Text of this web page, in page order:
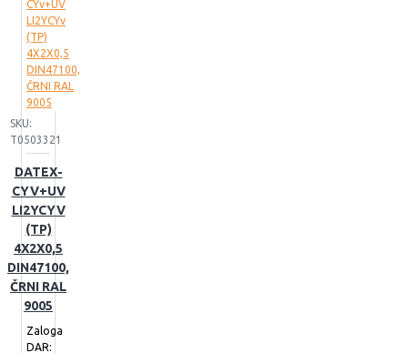
SKU:
T0503321
DATEX-
CYV+UV
LI2YCYV
(TP)
4X2X0,5
DIN47100,
ČRNI RAL
9005
Zaloga
DAR: